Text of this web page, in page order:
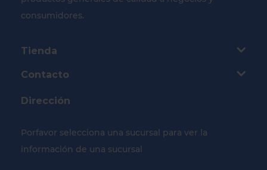
consumidores.
Tienda
Contacto
Dirección
Porfavor selecciona una sucursal para ver la
información de una sucursal